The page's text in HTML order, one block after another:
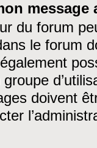
message
du forum
le forum
doivent